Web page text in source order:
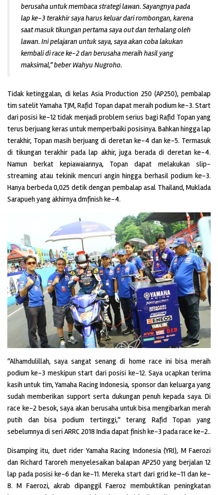
berusaha untuk membaca strategi lawan. Sayangnya pada
lap ke-3 terakhir saya harus keluar dari rombongan, karena
saat masuk tikungan pertama saya out dan terhalang oleh
lawan. Ini pelajaran untuk saya, saya akan coba lakukan
kembali di race ke-2 dan berusaha meraih hasil yang
maksimal,” beber Wahyu Nugroho.
Tidak ketinggalan, di kelas Asia Production 250 (AP250), pembalap
tim satelit Yamaha TJM, Rafid Topan dapat meraih podium ke-3. Start
dari posisi ke-12 tidak menjadi problem serius bagi Rafid Topan yang
terus berjuang keras untuk memperbaiki posisinya. Bahkan hingga lap
terakhir, Topan masih berjuang di deretan ke-4 dan ke-5. Termasuk
di tikungan terakhir pada lap akhir, juga berada di deretan ke-4.
Namun berkat kepiawaiannya, Topan dapat melakukan slip-
streaming atau tekinik mencuri angin hingga berhasil podium ke-3.
Hanya berbeda 0,025 detik dengan pembalap asal Thailand, Muklada
Sarapueh yang akhirnya dmfinish ke-4.
“Alhamdulillah, saya sangat senang di home race ini bisa meraih
podium ke-3 meskipun start dari posisi ke-12. Saya ucapkan terima
kasih untuk tim, Yamaha Racing Indonesia, sponsor dan keluarga yang
sudah memberikan support serta dukungan penuh kepada saya. Di
race ke-2 besok, saya akan berusaha untuk bisa mengibarkan merah
putih dan bisa podium tertinggi,” terang Rafid Topan yang
sebelumnya di seri ARRC 2018 India dapat finish ke-3 pada race ke-2..
Disamping itu, duet rider Yamaha Racing Indonesia (YRI), M Faerozi
dan Richard Taroreh menyelesaikan balapan AP250 yang berjalan 12
lap pada posisi ke-6 dan ke-11. Mereka start dari grid ke-11 dan ke-
8. M Faerozi, akrab dipanggil Faeroz membuktikan peningkatan